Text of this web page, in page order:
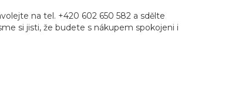
na tel. +420 602 650 582 a sdělte
si jisti, že budete s nákupem spokojeni i